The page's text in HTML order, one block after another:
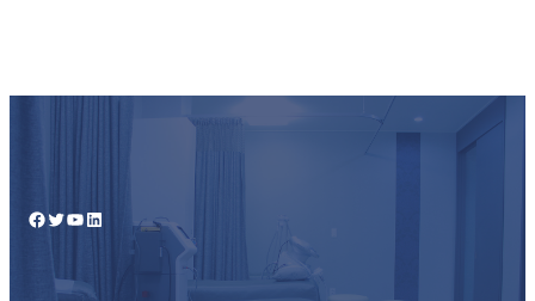
Facebook Twitter YouTube LinkedIn